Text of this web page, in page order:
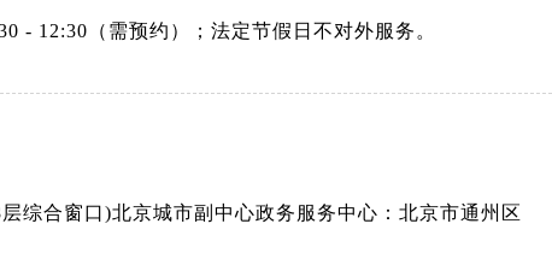
- 12:30（需预约）；法定节假日不对外服务。
综合窗口)北京城市副中心政务服务中心：北京市通州区